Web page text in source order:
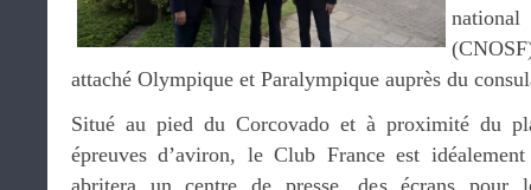
attaché Olympique et Paralympique auprès du
Situé au pied du Corcovado et à proximité du
épreuves d’aviron, le Club France est
abritera un centre de presse, des écrans pour